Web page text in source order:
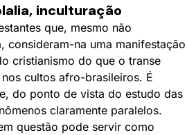
inculturação
que, mesmo não
consideram-na uma manifestação
cristianismo do que o transe
cultos afro-brasileiros. É
do ponto de vista do estudo das
claramente paralelos.
questão pode servir como